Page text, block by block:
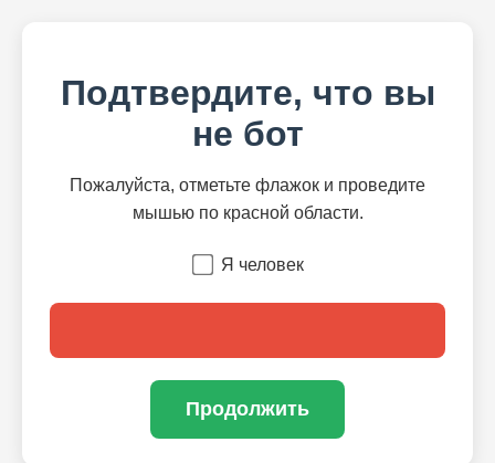
Подтвердите, что вы
не бот
Пожалуйста, отметьте флажок и проведите
мышью по красной области.
Я человек
Продолжить